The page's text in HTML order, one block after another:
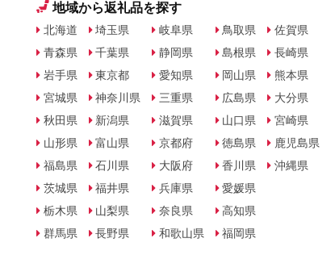
地域から返礼品を探す
北海道
青森県
岩手県
宮城県
秋田県
山形県
福島県
茨城県
栃木県
群馬県
埼玉県
千葉県
東京都
神奈川県
新潟県
富山県
石川県
福井県
山梨県
長野県
岐阜県
静岡県
愛知県
三重県
滋賀県
京都府
大阪府
兵庫県
奈良県
和歌山県
鳥取県
島根県
岡山県
広島県
山口県
徳島県
香川県
愛媛県
高知県
福岡県
佐賀県
長崎県
熊本県
大分県
宮崎県
鹿児島県
沖縄県